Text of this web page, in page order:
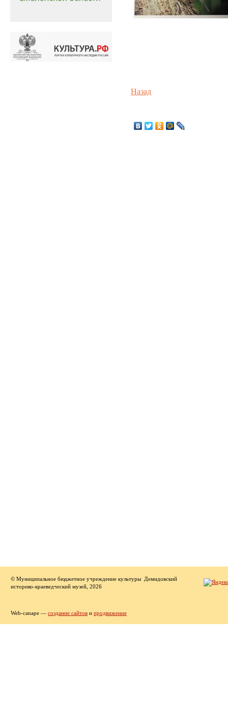
Назад
© Муниципальное бюджетное учреждение культуры Демидовский
историко-краеведческий музей, 2026
Web-canape — создание сайтов и продвижение